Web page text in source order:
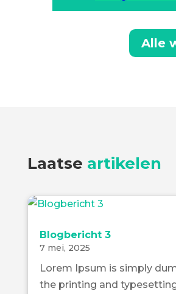
Alle
Laatse artikelen
Blogbericht 3
7 mei, 2025
Lorem Ipsum is simply
the printing and